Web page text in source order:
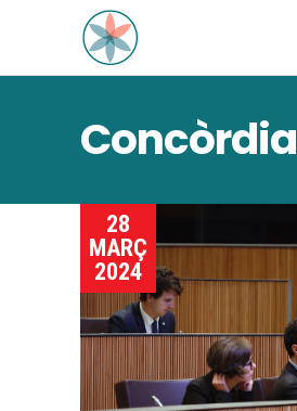
Concòrdia
28
MARÇ
2024